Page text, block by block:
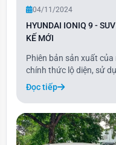
04/11/2024
HYUNDAI IONIQ 9 -
KẾ MỚI
Phiên bản sản xuất
chính thức lộ diện, sử
và dự kiến ra mắt tại
Thương hiệu xe hơi
thiết kế của mẫu xe
Đọc tiếp